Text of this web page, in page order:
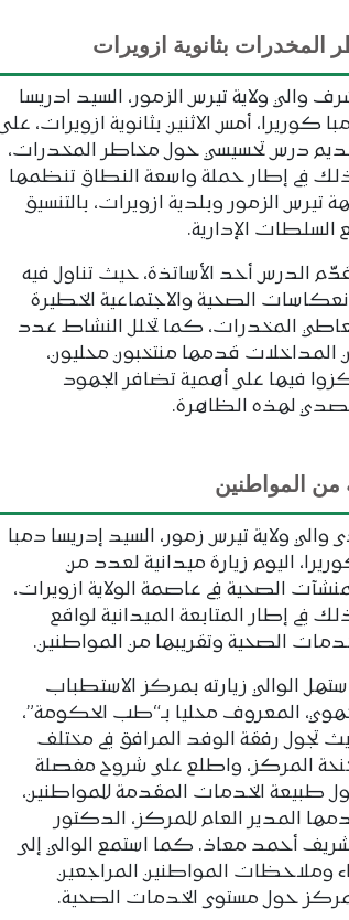
بثانوية ازويرات
والي ولاية تيرس الزمور، السيد ادريسا
كوريرا، أمس الاثنين بثانوية ازويرات، على
درس تحسيسي حول مخاطر المخدرات،
في إطار حملة واسعة النطاق تنظمها
تيرس الزمور وبلدية ازويرات، بالتنسيق
السلطات الإدارية.
الدرس أحد الأساتذة، حيث تناول فيه
الصحية والاجتماعية الخطيرة
المخدرات، كما تخلل النشاط عدد
المداخلات قدمها منتخبون محليون،
فيها على أهمية تضافر الجهود
لهذه الظاهرة.
المواطنين
والي ولاية تيرس زمور، السيد إدريسا دمبا
اليوم زيارة ميدانية لعدد من
الصحية في عاصمة الولاية ازويرات،
في إطار المتابعة الميدانية لواقع
الصحية وتقريبها من المواطنين.
الوالي زيارته بمركز الاستطباب
المعروف محليا بـ“طب الحكومة”،
تجول رفقة الوفد المرافق في مختلف
المركز، واطلع على شروح مفصلة
طبيعة الخدمات المقدمة للمواطنين،
المدير العام للمركز، الدكتور
أحمد معاذ. كما استمع الوالي إلى
وملاحظات المواطنين المراجعين
حول مستوى الخدمات الصحية.